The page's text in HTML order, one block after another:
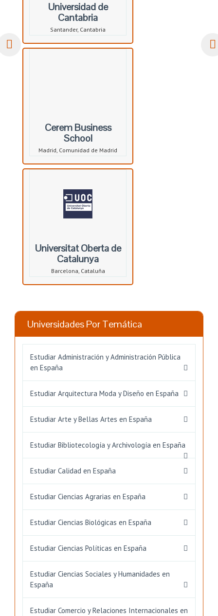
Universidad de
Cantabria
Santander, Cantabria
Cerem Business
School
Madrid, Comunidad de Madrid
Universitat Oberta de
Catalunya
Barcelona, Cataluña
Universidades Por Temática
Estudiar Administración y Administración Pública
en España
Estudiar Arquitectura Moda y Diseño en España
Estudiar Arte y Bellas Artes en España
Estudiar Bibliotecología y Archivología en España
Estudiar Calidad en España
Estudiar Ciencias Agrarias en España
Estudiar Ciencias Biológicas en España
Estudiar Ciencias Políticas en España
Estudiar Ciencias Sociales y Humanidades en
España
Estudiar Comercio y Relaciones Internacionales en